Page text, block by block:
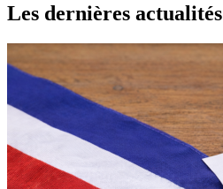
Les dernières actualités